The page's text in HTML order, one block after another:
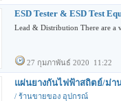
ESD Tester & ESD Test
Lead & Distribution There are a
27 กุมภาพันธ์ 2020 11:22
แผ่นยางกันไฟฟ้าสถิตย์/ม่
/ ร้านขายของ อุปกรณ์